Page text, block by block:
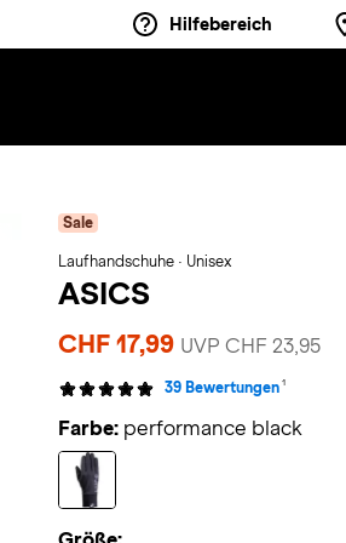
Hilfebereich
Sale
Laufhandschuhe · Unisex
ASICS
CHF 17,99 UVP CHF 23,95
39 Bewertungen 1
Farbe: performance black